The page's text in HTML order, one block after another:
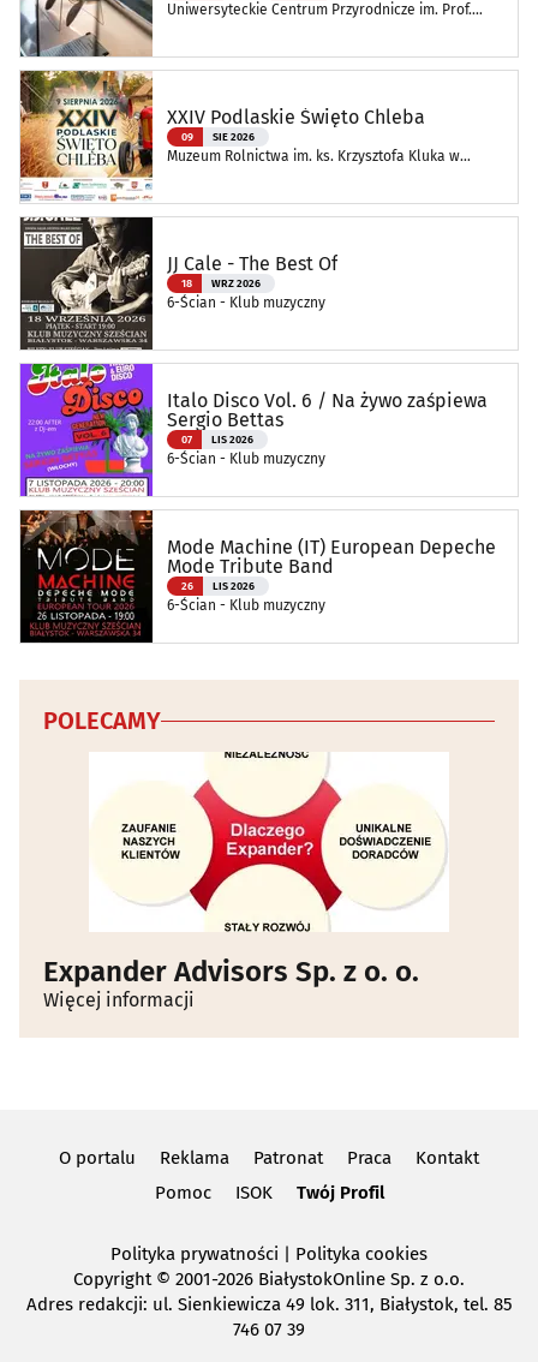
Uniwersyteckie Centrum Przyrodnicze im. Prof.
XXIV Podlaskie Święto Chleba
09 SIE 2026
Muzeum Rolnictwa im. ks. Krzysztofa Kluka w
JJ Cale - The Best Of
18 WRZ 2026
6-Ścian - Klub muzyczny
Italo Disco Vol. 6 / Na żywo zaśpiewa
Sergio Bettas
07 LIS 2026
6-Ścian - Klub muzyczny
Mode Machine (IT) European Depeche
Mode Tribute Band
26 LIS 2026
6-Ścian - Klub muzyczny
POLECAMY
Expander Advisors Sp. z o. o.
Więcej informacji
O portalu Reklama Patronat Praca
Kontakt
Pomoc
ISOK Twój Profil
Polityka prywatności
Polityka cookies
Copyright© 2001-2026 BiałystokOnline Sp. z o.o.
Adres redakcji: ul. Sienkiewicza 49 lok. 311, Białystok, tel. 85
746 07 39